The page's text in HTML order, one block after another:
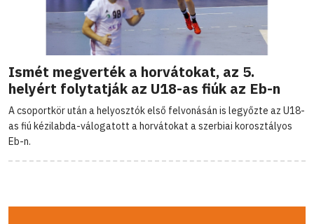
Ismét megverték a horvátokat, az 5.
helyért folytatják az U18-as fiúk az Eb-n
A csoportkör után a helyosztók első felvonásán is legyőzte az U18-
as fiú kézilabda-válogatott a horvátokat a szerbiai korosztályos
Eb-n.